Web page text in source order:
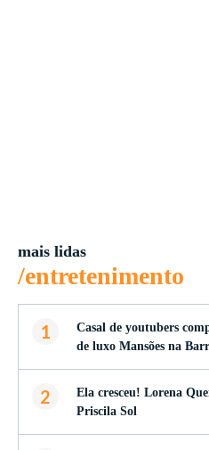
mais lidas
/entretenimento
1
Casal de youtubers
de luxo Mansões na
2
Ela cresceu! Lorena
Priscila Sol